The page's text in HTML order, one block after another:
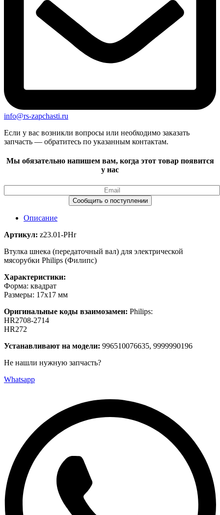
info@rs-zapchasti.ru
Если у вас возникли вопросы или необходимо заказать
запчасть — обратитесь по указанным контактам.
Мы обязательно напишем вам, когда этот товар появится
у нас
Описание
Артикул: z23.01-PHr
Втулка шнека (передаточный вал) для электрической
мясорубки Philips (Филипс)
Характеристики:
Форма: квадрат
Размеры: 17х17 мм
Оригинальные коды взаимозамен: Philips:
HR2708-2714
HR272
Устанавливают на модели: 996510076635, 9999990196
Не нашли нужную запчасть?
Whatsapp